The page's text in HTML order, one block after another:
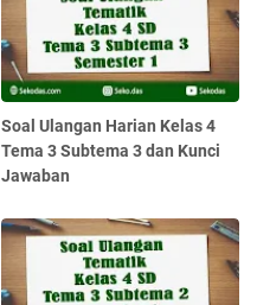
Soal Ulangan Harian Kelas 4
Tema 3 Subtema 3 dan Kunci
Jawaban